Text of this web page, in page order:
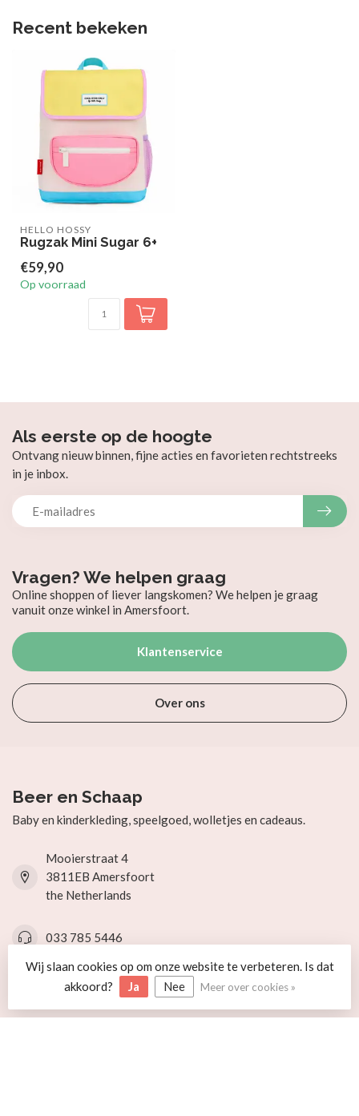
Recent bekeken
HELLO HOSSY
Rugzak Mini Sugar 6+
€59,90
Op voorraad
Vragen? We helpen graag
Online shoppen of liever langskomen? We helpen je graag
vanuit onze winkel in Amersfoort.
Klantenservice
Over ons
Als eerste op de hoogte
Ontvang nieuw binnen, fijne acties en favorieten rechtstreeks
in je inbox.
Beer en Schaap
Baby en kinderkleding, speelgoed, wolletjes en cadeaus.
Mooierstraat 4
3811EB Amersfoort
the Netherlands
033 785 5446
info@beerenschaap.nl
Wij slaan cookies op om onze website te verbeteren. Is dat
akkoord?
Ja Nee Meer over cookies »